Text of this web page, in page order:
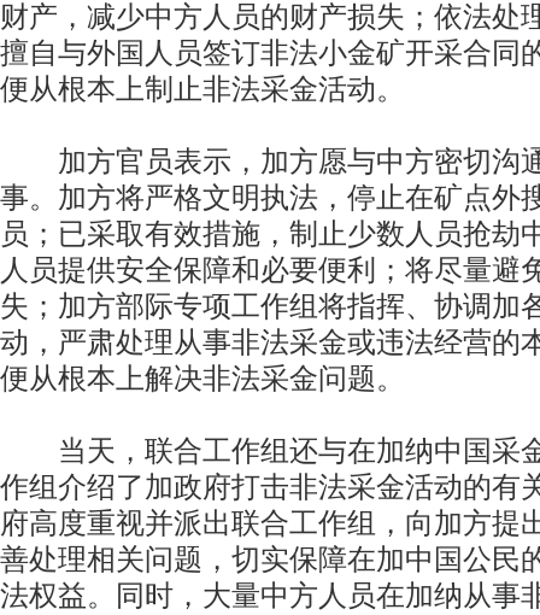
财产，减少中方人员的财产损失；依法处
擅自与外国人员签订非法小金矿开采合同
便从根本上制止非法采金活动。
加方官员表示，加方愿与中方密切沟
事。加方将严格文明执法，停止在矿点外
员；已采取有效措施，制止少数人员抢劫
人员提供安全保障和必要便利；将尽量避
失；加方部际专项工作组将指挥、协调加
动，严肃处理从事非法采金或违法经营的
便从根本上解决非法采金问题。
当天，联合工作组还与在加纳中国采
作组介绍了加政府打击非法采金活动的有
府高度重视并派出联合工作组，向加方提
善处理相关问题，切实保障在加中国公民
法权益。同时，大量中方人员在加纳从事